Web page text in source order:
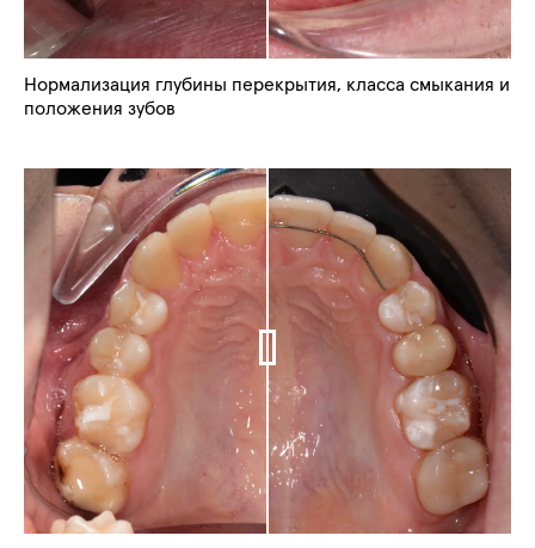
Нормализация глубины перекрытия, класса смыкания и
положения зубов